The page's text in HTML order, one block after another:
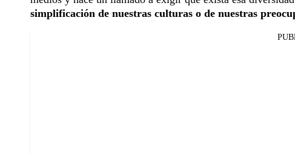
simplificación de nuestras culturas o de nuestras